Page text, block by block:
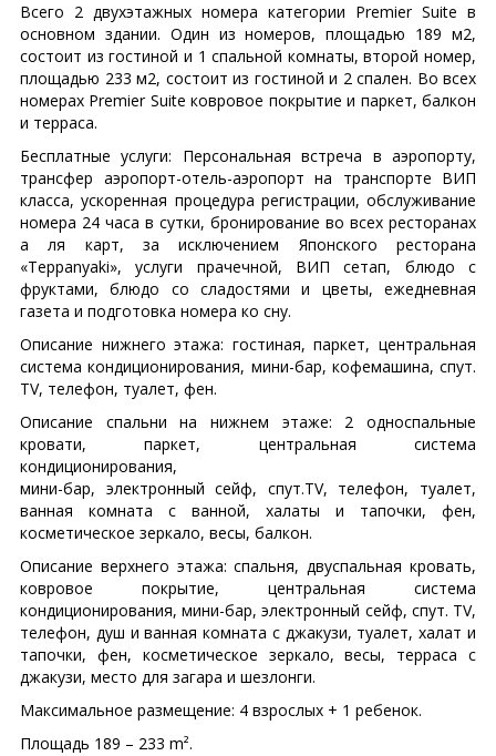
Всего 2 двухэтажных номера категории Premier Suite в
основном здании. Один из номеров, площадью 189 м2,
состоит из гостиной и 1 спальной комнаты, второй номер,
площадью 233 м2, состоит из гостиной и 2 спален. Во всех
номерах Premier Suite ковровое покрытие и паркет, балкон
и терраса.
Бесплатные услуги: Персональная встреча в аэропорту,
трансфер аэропорт-отель-аэропорт на транспорте ВИП
класса, ускоренная процедура регистрации, обслуживание
номера 24 часа в сутки, бронирование во всех ресторанах
а ля карт, за исключением Японского ресторана
«Teppanyaki», услуги прачечной, ВИП сетап, блюдо с
фруктами, блюдо со сладостями и цветы, ежедневная
газета и подготовка номера ко сну.
Описание нижнего этажа: гостиная, паркет, центральная
система кондиционирования, мини-бар, кофемашина, спут.
TV, телефон, туалет, фен.
Описание спальни на нижнем этаже: 2 односпальные
кровати, паркет, центральная система
кондиционирования,
мини-бар, электронный сейф, спут.TV, телефон, туалет,
ванная комната с ванной, халаты и тапочки, фен,
косметическое зеркало, весы, балкон.
Описание верхнего этажа: спальня, двуспальная кровать,
ковровое покрытие, центральная система
кондиционирования, мини-бар, электронный сейф, спут. TV,
телефон, душ и ванная комната с джакузи, туалет, халат и
тапочки, фен, косметическое зеркало, весы, терраса с
джакузи, место для загара и шезлонги.
Максимальное размещение: 4 взрослых + 1 ребенок.
Площадь 189 – 233 m².